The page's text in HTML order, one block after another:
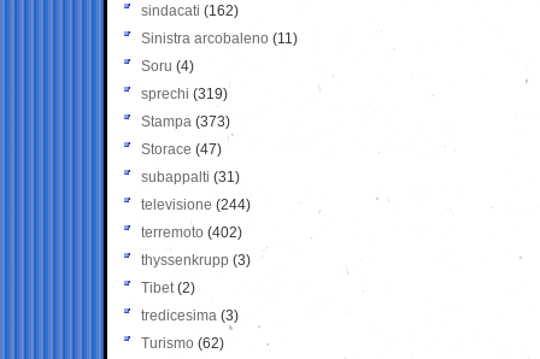
sindacati (162)
Sinistra arcobaleno (11)
Soru (4)
sprechi (319)
Stampa (373)
Storace (47)
subappalti (31)
televisione(244)
terremoto (402)
thyssenkrupp (3)
Tibet(2)
tredicesima (3)
Turismo (62)